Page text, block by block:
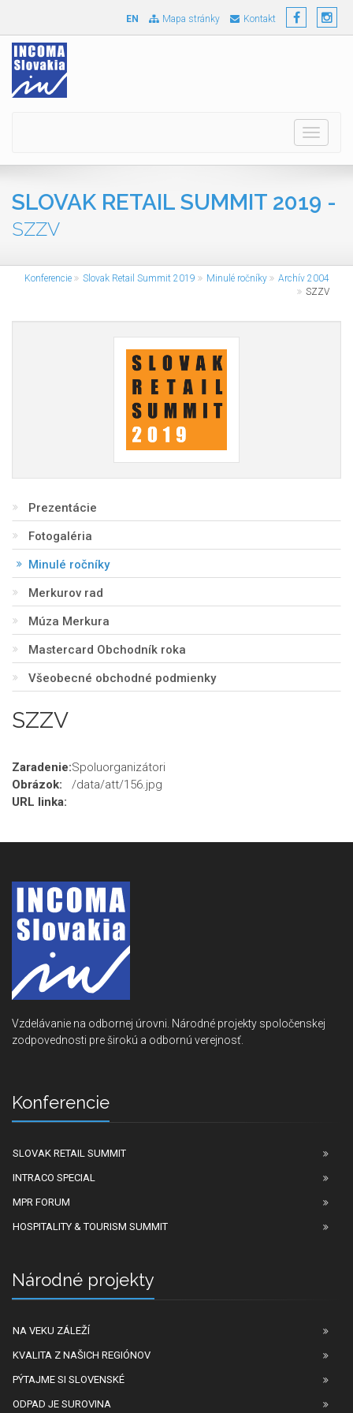
EN Mapa stránky Kontakt
Toggle
SLOVAK RETAIL SUMMIT 2019 -
SZZV
Konferencie Slovak Retail Summit 2019 Minulé ročníky
Archív 2004
SZZV
Prezentácie
Fotogaléria
Minulé ročníky
Merkurov rad
Múza Merkura
Mastercard Obchodník roka
Všeobecné obchodné podmienky
SZZV
Zaradenie:Spoluorganizátori
Obrázok:
/data/att/156.jpg
URL linka:
Vzdelávanie na odbornej úrovni. Národné projekty spoločenskej
zodpovednosti pre širokú a odbornú verejnosť.
Konferencie
SLOVAK RETAIL SUMMIT
INTRACO SPECIAL
MPR FORUM
HOSPITALITY & TOURISM SUMMIT
Národné projekty
NA VEKU ZÁLEŽÍ
KVALITA Z NAŠICH REGIÓNOV
PÝTAJME SI SLOVENSKÉ
ODPAD JE SUROVINA